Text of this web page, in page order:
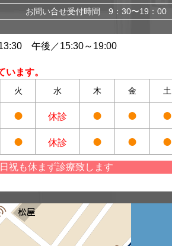
お問い合せ受付時間 9：30〜19：00
13:30 午後／15:30～19:00
ます。
火 水 木 金 土
● 休診 ● ● ●
● 休診 ● ● ●
祝も休まず診療致します